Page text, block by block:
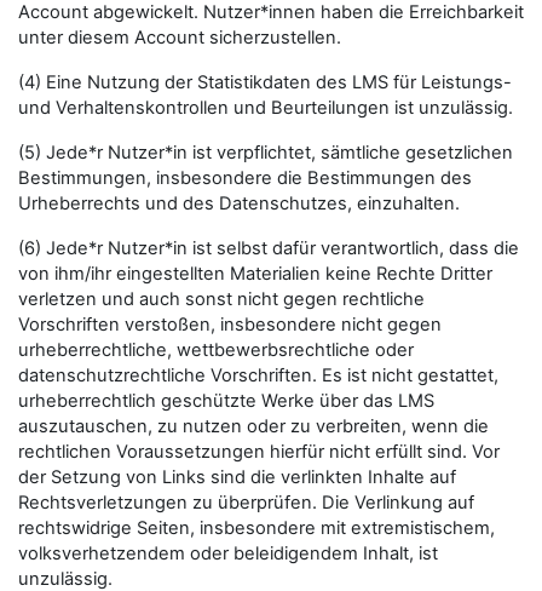
Account abgewickelt. Nutzer*innen haben die Erreichbarkeit
unter diesem Account sicherzustellen.
(4) Eine Nutzung der Statistikdaten des LMS für Leistungs-
und Verhaltenskontrollen und Beurteilungen ist unzulässig.
(5) Jede*r Nutzer*in ist verpflichtet, sämtliche gesetzlichen
Bestimmungen, insbesondere die Bestimmungen des
Urheberrechts und des Datenschutzes, einzuhalten.
(6) Jede*r Nutzer*in ist selbst dafür verantwortlich, dass die
von ihm/ihr eingestellten Materialien keine Rechte Dritter
verletzen und auch sonst nicht gegen rechtliche
Vorschriften verstoßen, insbesondere nicht gegen
urheberrechtliche, wettbewerbsrechtliche oder
datenschutzrechtliche Vorschriften. Es ist nicht gestattet,
urheberrechtlich geschützte Werke über das LMS
auszutauschen, zu nutzen oder zu verbreiten, wenn die
rechtlichen Voraussetzungen hierfür nicht erfüllt sind. Vor
der Setzung von Links sind die verlinkten Inhalte auf
Rechtsverletzungen zu überprüfen. Die Verlinkung auf
rechtswidrige Seiten, insbesondere mit extremistischem,
volksverhetzendem oder beleidigendem Inhalt, ist
unzulässig.